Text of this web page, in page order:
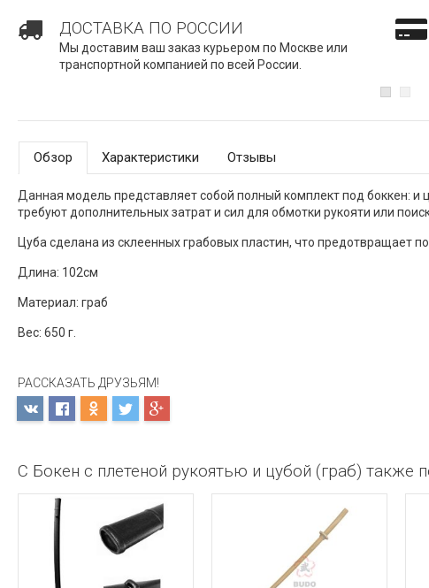
ДОСТАВКА ПО РОССИИ
Мы доставим ваш заказ курьером по Москве или
транспортной компанией по всей России.
Обзор Характеристики Отзывы
Данная модель представляет собой полный комплект под боккен: и
требуют дополнительных затрат и сил для обмотки рукояти или
Цуба сделана из склеенных грабовых пластин, что предотвращает
Длина: 102см
Материал: граб
Вес: 650 г.
РАССКАЗАТЬ ДРУЗЬЯМ!
С Бокен с плетеной рукоятью и цубой (граб) также